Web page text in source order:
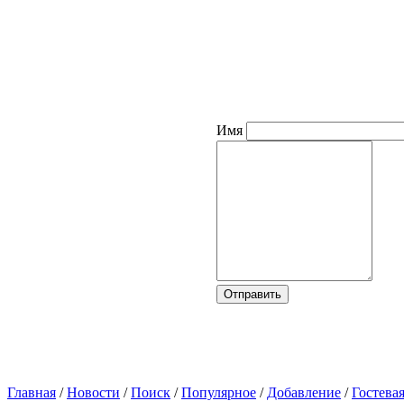
Имя
Главная /Новости /Поиск /Популярное / Добавление /Гостевая